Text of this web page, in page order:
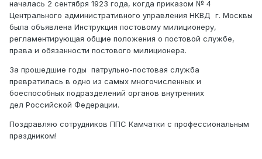
началась 2 сентября 1923 года, когда приказом № 4
Центрального административного управления НКВД г. Москвы
была объявлена Инструкция постовому милиционеру,
регламентирующая общие положения о постовой службе,
права и обязанности постового милиционера.
За прошедшие годы патрульно-постовая служба
превратилась в одно из самых многочисленных и
боеспособных подразделений органов внутренних
дел Российской Федерации.
Поздравляю сотрудников ППС Камчатки с профессиональным
праздником!